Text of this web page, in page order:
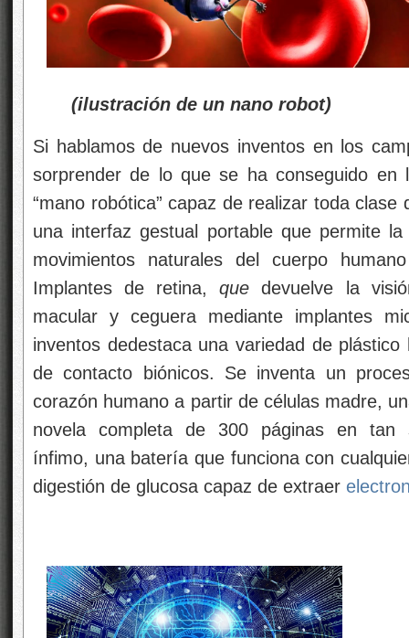
(ilustración de un nano robot)
Si hablamos de nuevos inventos en los
sorprender de lo que se ha conseguido
“mano robótica” capaz de realizar toda clase
una interfaz gestual portable que permite
movimientos naturales del cuerpo
Implantes de retina,quedevuelve la
macular y ceguera mediante implantes
inventos dedestaca una variedad de
de contacto biónicos. Se inventa un
corazón humano a partir de células madre,
novela completa de 300 páginas en
ínfimo, una batería que funciona con
digestión de glucosa capaz de extraer